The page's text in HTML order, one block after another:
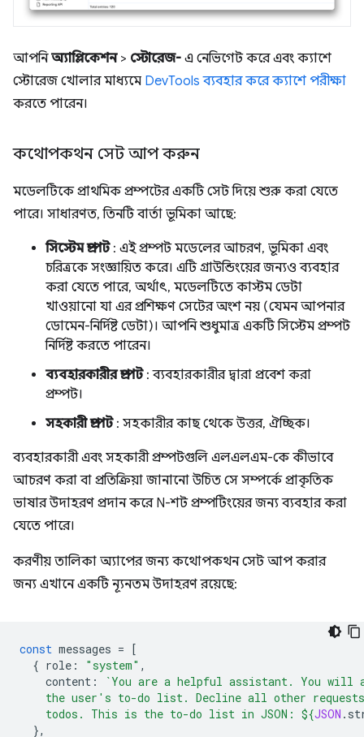
আপনিঅ্যাপ্লিকেশন> স্টোরেজ- এ নেভিগেট করে এবং ক্যাশে
স্টোরেজ খোলার মাধ্যমে DevTools ব্যবহার করে ক্যাশে পরীক্ষা
করতে পারেন।
কথোপকথন সেট আপ করুন
মডেলটিকে প্রাথমিক প্রম্পটের একটি সেট দিয়ে শুরু করা যেতে
পারে। সাধারণত, তিনটি বার্তা ভূমিকা আছে:
সিস্টেম প্রম্পট: এই প্রম্পট মডেলের আচরণ, ভূমিকা এবং
চরিত্রকে সংজ্ঞায়িত করে। এটি গ্রাউন্ডিংয়ের জন্যও ব্যবহার
করা যেতে পারে, অর্থাৎ, মডেলটিতে কাস্টম ডেটা
খাওয়ানো যা এর প্রশিক্ষণ সেটের অংশ নয় (যেমন আপনার
ডোমেন-নির্দিষ্ট ডেটা)। আপনি শুধুমাত্র একটি সিস্টেম প্রম্পট
নির্দিষ্ট করতে পারেন।
ব্যবহারকারীর প্রম্পট: ব্যবহারকারীর দ্বারা প্রবেশ করা
প্রম্পট।
সহকারী প্রম্পট: সহকারীর কাছ থেকে উত্তর, ঐচ্ছিক।
ব্যবহারকারী এবং সহকারী প্রম্পটগুলি এলএলএম-কে কীভাবে
আচরণ করা বা প্রতিক্রিয়া জানানো উচিত সে সম্পর্কে প্রাকৃতিক
ভাষার উদাহরণ প্রদান করে N-শট প্রম্পটিংয়ের জন্য ব্যবহার করা
যেতে পারে।
করণীয় তালিকা অ্যাপের জন্য কথোপকথন সেট আপ করার
জন্য এখানে একটি ন্যূনতম উদাহরণ রয়েছে:
const messages = [
{ role : "system" ,
content :
`You are a helpful assistant. You will
the user's to-do list. Decline all other
    todos. This is the to-do list in JSON:
${JSON .
},